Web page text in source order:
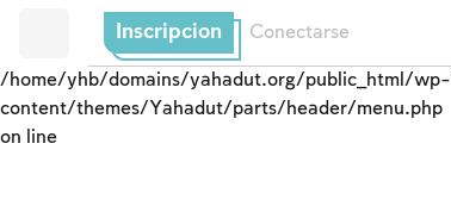
Inscripcion Conectarse
/home/yhb/domains/yahadut.org/public_html/wp-
content/themes/Yahadut/parts/header/menu.php
on line